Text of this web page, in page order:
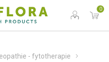
0
- fytotherapie